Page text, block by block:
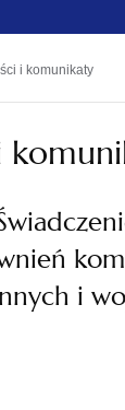
i komunikaty
i